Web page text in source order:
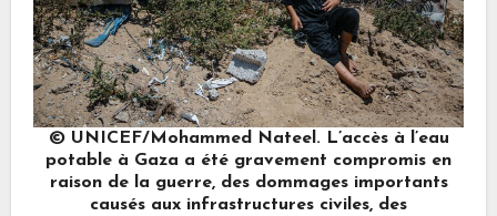
© UNICEF/Mohammed Nateel. L’accès à l’eau
potable à Gaza a été gravement compromis en
raison de la guerre, des dommages importants
causés aux infrastructures civiles, des